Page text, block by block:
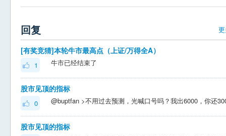
回复
[有奖竞猜]本轮牛市最高点（上证/万得全A）
1 牛市已经结束了
股市见顶的指标
0
股市见顶的指标